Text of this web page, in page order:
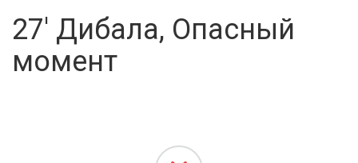
О сайте
Активировать промокод
27' Дибала, Опасный
момент